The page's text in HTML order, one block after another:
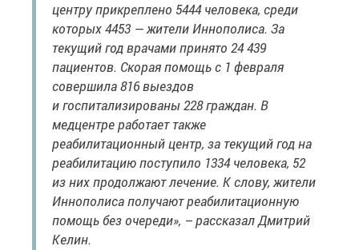
центру прикреплено 5444 человека, среди
которых 4453 — жители Иннополиса. За
текущий год врачами принято 24 439
пациентов. Скорая помощь с 1 февраля
совершила 816 выездов
и госпитализированы 228 граждан. В
медцентре работает также
реабилитационный центр, за текущий год на
реабилитацию поступило 1334 человека, 52
из них продолжают лечение. К слову, жители
Иннополиса получают реабилитационную
помощь без очереди», – рассказал Дмитрий
Келин.